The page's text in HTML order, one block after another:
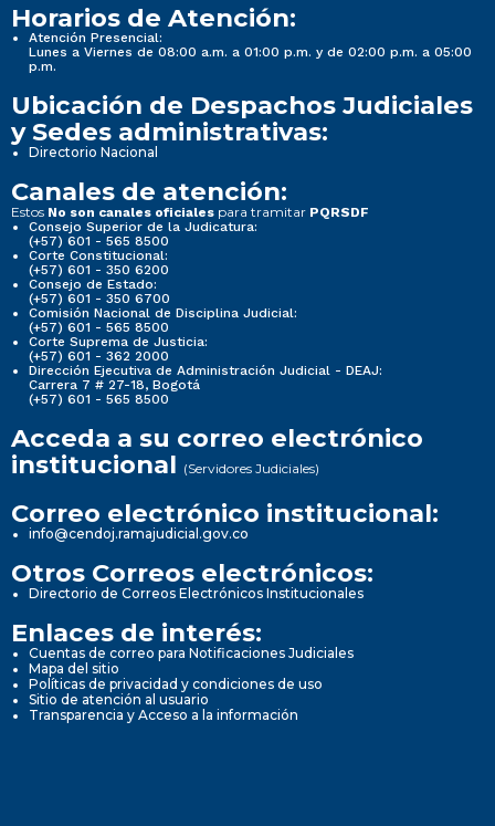
Horarios de Atención:
Atención Presencial:
Lunes a Viernes de 08:00 a.m. a 01:00 p.m. y de 02:00 p.m. a 05:00
p.m.
Ubicación de Despachos Judiciales
y Sedes administrativas:
Directorio Nacional
Canales de atención:
Estos No son canales oficiales para tramitar PQRSDF
Consejo Superior de la Judicatura:
(+57) 601 - 565 8500
Corte Constitucional:
(+57) 601 - 350 6200
Consejo de Estado:
(+57) 601 - 350 6700
Comisión Nacional de Disciplina Judicial:
(+57) 601 - 565 8500
Corte Suprema de Justicia:
(+57) 601 - 362 2000
Dirección Ejecutiva de Administración Judicial - DEAJ:
Carrera 7 # 27-18, Bogotá
(+57) 601 - 565 8500
Acceda a su correo electrónico
institucional (Servidores Judiciales)
Correo electrónico institucional:
info@cendoj.ramajudicial.gov.co
Otros Correos electrónicos:
Directorio de Correos Electrónicos Institucionales
Enlaces de interés:
Cuentas de correo para Notificaciones Judiciales
Mapa del sitio
Políticas de privacidad y condiciones de uso
Sitio de atención al usuario
Transparencia y Acceso a la información